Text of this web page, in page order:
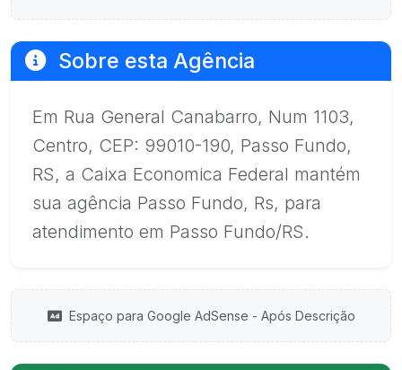
Sobre esta Agência
Em Rua General Canabarro, Num 1103,
Centro, CEP: 99010-190, Passo Fundo,
RS, a Caixa Economica Federal mantém
sua agência Passo Fundo, Rs, para
atendimento em Passo Fundo/RS.
Espaço para Google AdSense - Após Descrição